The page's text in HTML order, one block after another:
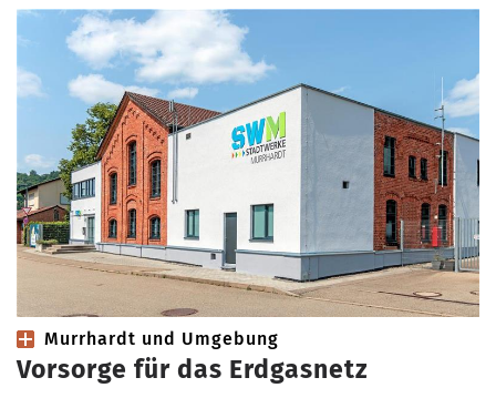
Murrhardt und Umgebung
Vorsorge für das Erdgasnetz